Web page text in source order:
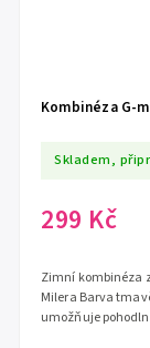
Kombinéza G-
Skladem,
299 Kč
Zimní kombinéza
Milera Barva
umožňuje